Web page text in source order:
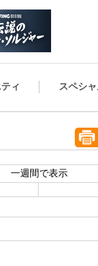
ィ スペシ
一週間で表示